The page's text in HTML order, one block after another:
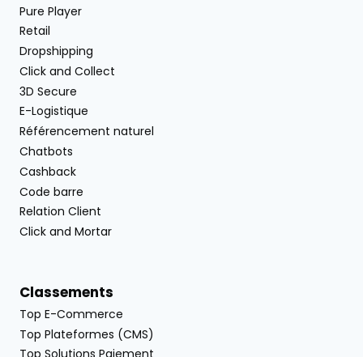
Pure Player
Retail
Dropshipping
Click and Collect
3D Secure
E-Logistique
Référencement naturel
Chatbots
Cashback
Code barre
Relation Client
Click and Mortar
Classements
Top E-Commerce
Top Plateformes (CMS)